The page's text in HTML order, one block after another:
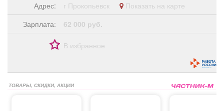
Адрес:
г Прокопьевск
Показать на карте
Зарплата:
62 000 руб.
В избранное
ТОВАРЫ, СКИДКИ, АКЦИИ